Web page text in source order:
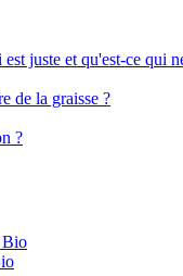
juste et qu'est-ce qui
de la graisse ?
?
Bio